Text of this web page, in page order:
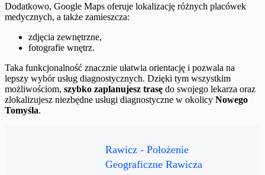
Dodatkowo, Google Maps oferuje lokalizację różnych placówek
medycznych, a także zamieszcza:
zdjęcia zewnętrzne,
fotografie wnętrz.
Taka funkcjonalność znacznie ułatwia orientację i pozwala na
lepszy wybór usług diagnostycznych. Dzięki tym wszystkim
możliwościom, szybko zaplanujesz trasę do swojego lekarza oraz
zlokalizujesz niezbędne usługi diagnostyczne w okolicy Nowego
Tomyśla.
Rawicz - Położenie
Geograficzne Rawicza